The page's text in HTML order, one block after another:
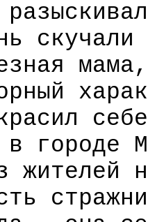
в городе
жителей